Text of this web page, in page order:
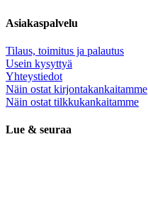
Asiakaspalvelu
Tilaus, toimitus ja palautus
Usein kysyttyä
Yhteystiedot
Näin ostat kirjontakankaitamme
Näin ostat tilkkukankaitamme
Lue & seuraa